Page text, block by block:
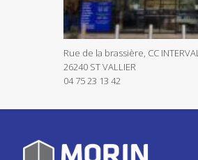
Rue de la brassière, CC INTERVAL
26240 ST VALLIER
04 75 23 13 42